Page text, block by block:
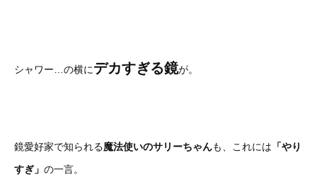
シャワー…の横にデカすぎる鏡が。
鏡愛好家で知られる魔法使いのサリーちゃんも、これには 「やり
すぎ」 の一言。